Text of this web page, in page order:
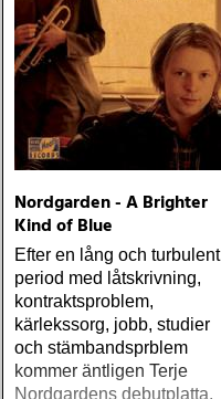
Nordgarden - A Brighter
Kind of Blue
Efter en lång och turbulent
period med låtskrivning,
kontraktsproblem,
kärlekssorg, jobb, studier
och stämbandsprblem
kommer äntligen Terje
Nordgardens debutplatta,